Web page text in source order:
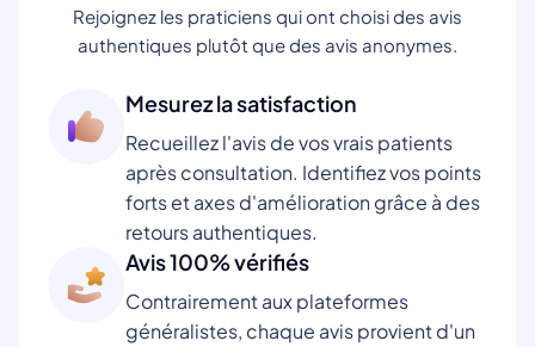
Rejoignez les praticiens qui ont choisi des avis
authentiques plutôt que des avis anonymes.
Mesurez la satisfaction
Recueillez l'avis de vos vrais patients
après consultation. Identifiez vos points
forts et axes d'amélioration grâce à des
retours authentiques.
Avis 100% vérifiés
Contrairement aux plateformes
généralistes, chaque avis provient d'un